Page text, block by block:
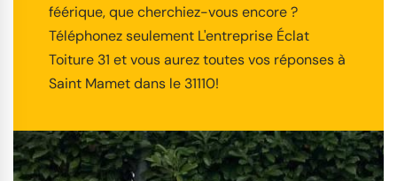
féérique, que cherchiez-vous encore ?
Téléphonez seulement L'entreprise Éclat
Toiture 31 et vous aurez toutes vos réponses à
Saint Mamet dans le 31110!